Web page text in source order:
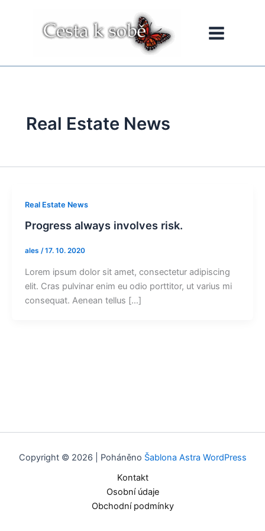
Real Estate News
Real Estate News
Progress always involves risk.
ales /17. 10. 2020
Lorem ipsum dolor sit amet, consectetur adipiscing
elit. Cras pulvinar enim eu odio porttitor, ut varius mi
consequat. Aenean tellus […]
Copyright © 2026 | Poháněno Šablona Astra WordPress
Kontakt
Osobní údaje
Obchodní podmínky